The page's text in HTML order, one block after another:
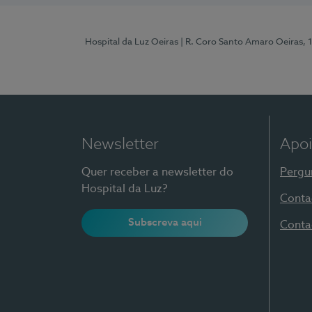
Hospital da Luz Oeiras | R. Coro Santo Amaro Oeiras,
Newsletter
Quer receber a newsletter do
Hospital da Luz?
Subscreva aqui